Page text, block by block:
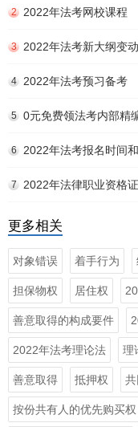
2 2022年法考网校课程
3 2022年法考新大纲变
4 2022年法考预习备考
5 0元免费领法考内部精
6 2022年法考报名时间
7 2022年法律职业资格
更多相关
对象错误 着手行为
担保物权 居住权
善意取得的构成要件
2022年法考理论法 理
善意取得 抵押权 共
按份共有人的优先购买权